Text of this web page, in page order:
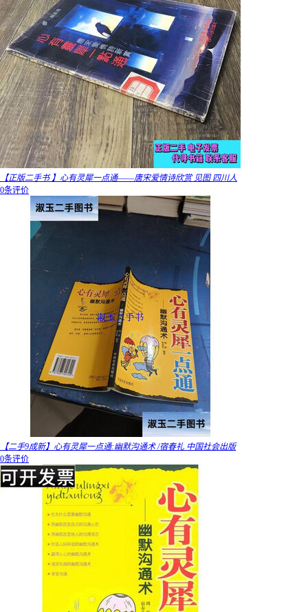
【正版二手书 】心有灵犀一点通――唐宋爱情诗欣赏 见图 四川人
0条评价
【二手9成新】心有灵犀一点通:幽默沟通术 /宿春礼 中国社会出版
0条评价